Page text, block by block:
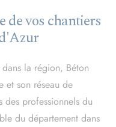
de vos chantiers
la région, Béton
et son réseau de
des professionnels du
du département dans